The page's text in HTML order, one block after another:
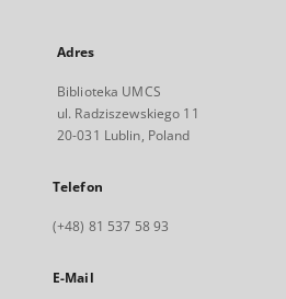
Adres
Biblioteka UMCS
ul. Radziszewskiego 11
20-031 Lublin, Poland
Telefon
(+48) 81 537 58 93
E-Mail